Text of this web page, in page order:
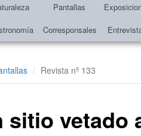
Pantallas
Corresponsales
Revista nº 133
sitio vetado